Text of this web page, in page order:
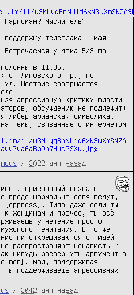
Наркоман? Мыслитель?
телеграма 1 мая
у дома 5/3 по
в 11.35.
от Лиговского пр., по
Шествие завершается
агрессивную критику власти
обсуждению не подлежит)
либертарианская символика,
темы, связанные с интернетом
il/u3MLyqBnNUid6xN3uXmSNZA
/ 3022 дня назад
призванный вызвать
вроде нормально себя ведут,
[oppress]. Типа даже если ты
к женщинам и прочее, ты всё
угнетение просто
гениталия. В то же
открещиваются от идей
распространяют ненависть к
нибудь развернуть аргумент в
мол, поддерживая
поддерживаешь агрессивных
/ 3042 дня назад